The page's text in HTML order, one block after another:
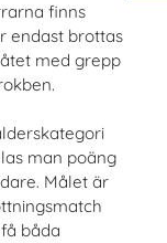
finns
endast brottas
med grepp
man poäng
Målet är
båda